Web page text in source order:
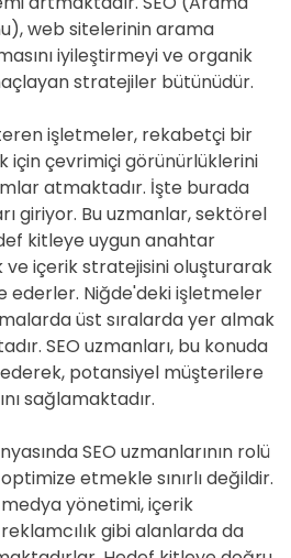
web sitelerinin arama
iyileştirmeyi ve organik
stratejiler bütünüdür.
işletmeler, rekabetçi bir
için çevrimiçi görünürlüklerini
atmaktadır. İşte burada
giriyor. Bu uzmanlar, sektörel
kitleye uygun anahtar
içerik stratejisini oluşturarak
ederler. Niğde'deki işletmeler
üst sıralarda yer almak
SEO uzmanları, bu konuda
potansiyel müşterilere
sağlamaktadır.
SEO uzmanlarının rolü
etmekle sınırlı değildir.
yönetimi, içerik
gibi alanlarda da